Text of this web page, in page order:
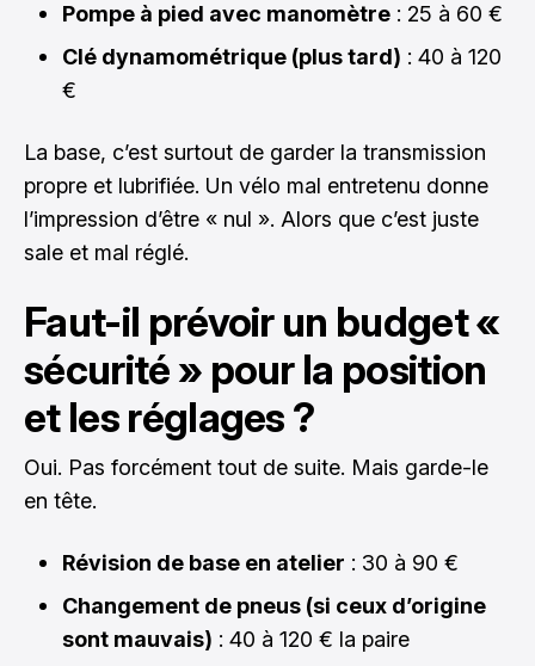
Pompe à pied avec manomètre : 25 à 60 €
Clé dynamométrique (plus tard) : 40 à 120
€
La base, c’est surtout de garder la transmission
propre et lubrifiée. Un vélo mal entretenu donne
l’impression d’être « nul ». Alors que c’est juste
sale et mal réglé.
Faut-il prévoir un budget «
sécurité » pour la position
et les réglages ?
Oui. Pas forcément tout de suite. Mais garde-le
en tête.
Révision de base en atelier : 30 à 90 €
Changement de pneus (si ceux d’origine
sont mauvais) : 40 à 120 € la paire